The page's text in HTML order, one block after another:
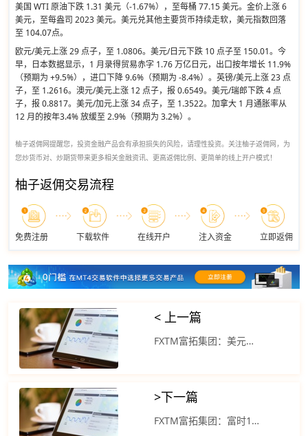
美国 WTI 原油下跌 1.31 美元（-1.67%），至每桶 77.15 美元。金价上涨 6
美元，至每盎司 2023 美元。美元兑其他主要货币持续走软，美元指数回落
至 104.07点。
欧元/美元上涨 29 点子，至 1.0806。美元/日元下跌 10 点子至 150.01。今
早，日本数据显示，1 月录得贸易赤字 1.76 万亿日元，出口按年增长 11.9%
（预期为 +9.5%），进口下降 9.6%（预期为 -8.4%）。英镑/美元上涨 23 点
子，至 1.2616。澳元/美元上涨 12 点子，报 0.6549。美元/瑞郎下跌 4 点
子，报 0.8817。美元/加元上涨 34 点子，至 1.3522。加拿大 1 月通胀率从
12 月的按年3.4% 放缓至 2.9%（预期为 3.2%）。
柚子返佣网提醒您，投资金融产品会有承担损失的风险，请理性投资。关注柚子返佣网，为
您炒货币对、炒期货带来更多相关金融资讯、更高返佣比例、更简单的线上开户模式！
柚子返佣交易流程
免费注册 下载软件 在线开户 注入资金 立即返佣
< 上一篇
FXTM富拓集团：美元指数进一步回落 标准普尔 500 指数收跌
>下一篇
FXTM富拓集团：富时100指数上涨 美联储将维持利率